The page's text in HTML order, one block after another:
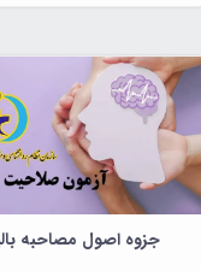
جزوه اصول مصاحبه